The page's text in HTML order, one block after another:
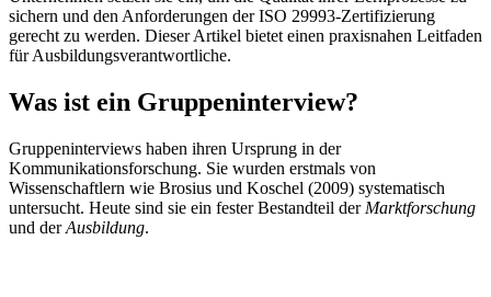
sichern und den Anforderungen der ISO 29993-Zertifizierung
gerecht zu werden. Dieser Artikel bietet einen praxisnahen Leitfaden
für Ausbildungsverantwortliche.
Was ist ein Gruppeninterview?
Gruppeninterviews haben ihren Ursprung in der
Kommunikationsforschung. Sie wurden erstmals von
Wissenschaftlern wie Brosius und Koschel (2009) systematisch
untersucht. Heute sind sie ein fester Bestandteil der Marktforschung
und derAusbildung.